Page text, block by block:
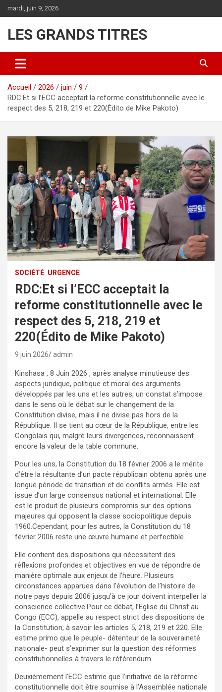
au
mardi, juin 9, 2026
LES GRANDS TITRES
Accueil 2026 juin
9
RDC:Et si l’ECC acceptait la reforme constitutionnelle avec le
respect des 5, 218, 219 et 220(Édito de Mike Pakoto)
SOCIÉTÉ URGENCE
RDC:Et si l’ECC acceptait la
reforme constitutionnelle avec le
respect des 5, 218, 219 et
220(Édito de Mike Pakoto)
9 juin 2026 admin
Kinshasa , 8 Juin 2026 , après analyse minutieuse des
aspects juridique, politique et moral des arguments
développés par les uns et les autres, un constat s’impose
dans le sens où le débat sur le changement de la
Constitution divise, mais il ne divise pas hors de la
République. Il se tient au cœur de la République, entre les
Congolais qui, malgré leurs divergences, reconnaissent
encore la valeur de la table commune.
‎‎Pour les uns, la Constitution du 18 février 2006 a le mérite
d’être la résultante d’un pacte républicain obtenu après une
longue période de transition et de conflits armés. Elle est
issue d’un large consensus national et international. Elle
est le produit de plusieurs compromis sur des options
majeures qui opposent la classe sociopolitique depuis
1960.‎‎Cependant, pour les autres, la Constitution du 18
février 2006 reste une œuvre humaine et perfectible.
Elle contient des dispositions qui nécessitent des
réflexions profondes et objectives en vue de répondre de
manière optimale aux enjeux de l’heure. Plusieurs
circonstances apparues dans l’évolution de l’histoire de
notre pays depuis 2006 jusqu’à ce jour doivent interpeller la
conscience collective.‎Pour ce débat, l’Eglise du Christ au
Congo (ECC), appelle au respect strict des dispositions de
la Constitution, à savoir les articles 5, 218, 219 et 220. Elle
estime primo que le peuple- détenteur de la souveraineté
nationale- peut s’exprimer sur la question des réformes
constitutionnelles à travers le référendum.
Deuxièmement l’ECC estime que l’initiative de la réforme
constitutionnelle doit être soumise à l’Assemblée nationale